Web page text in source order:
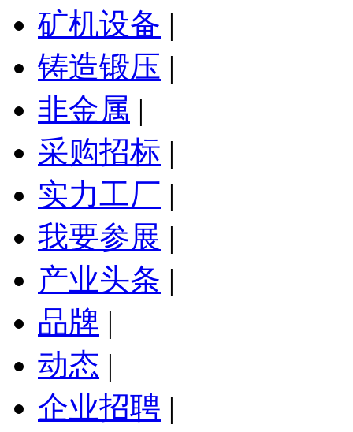
矿机设备 |
铸造锻压 |
非金属 |
采购招标 |
实力工厂 |
我要参展 |
产业头条 |
品牌 |
动态 |
企业招聘 |